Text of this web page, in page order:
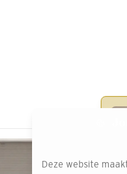
Deze website